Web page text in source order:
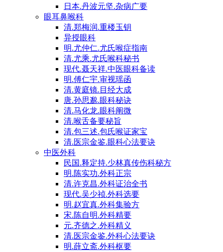
日本.丹波元坚.杂病广要
眼耳鼻喉科
清.郑梅润.重楼玉钥
异授眼科
明.尤仲仁.尤氏喉症指南
清.尤乘.尤氏喉科秘书
现代.聂天祥.中医眼科备读
明.傅仁宇.审视瑶函
清.黄庭镜.目经大成
唐.孙思邈.眼科秘诀
清.马化龙.眼科阐微
清.喉舌备要秘旨
清.包三述.包氏喉证家宝
清.医宗金鉴.眼科心法要诀
中医外科
民国.释定持.少林真传伤科秘方
明.陈实功.外科正宗
清.许克昌.外科证治全书
现代.吴少祯.外科选要
明.赵宜真.外科集验方
宋.陈自明.外科精要
元.齐德之.外科精义
清.医宗金鉴.外科心法要诀
明.薛立斋.外科枢要